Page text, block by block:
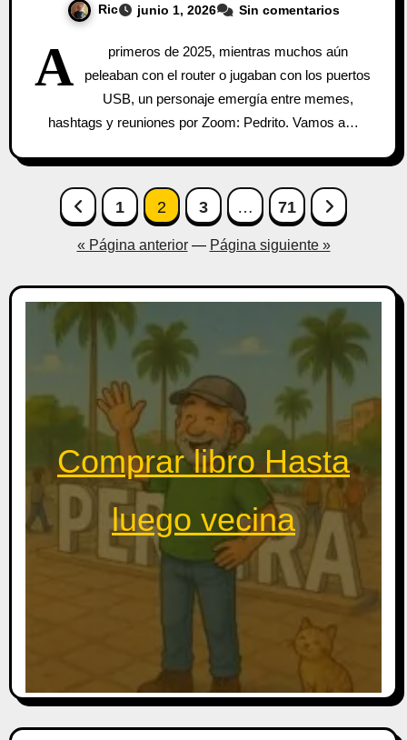
Ric junio 1, 2026 Sin comentarios
A
primeros de 2025, mientras muchos aún
peleaban con el router o jugaban con los puertos
USB, un personaje emergía entre memes,
hashtags y reuniones por Zoom: Pedrito. Vamos a…
Paginación
entradas
1 2 3 … 71
« Página anterior— Página siguiente »
Comprar libro Hasta
luego vecina